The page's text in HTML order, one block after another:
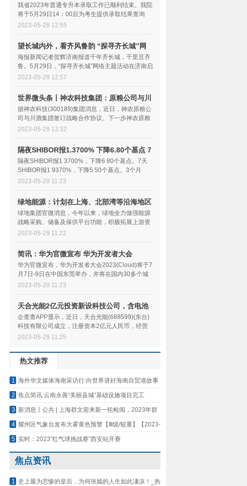
可查！
我省2023年普通专升本录取工作已顺利结束。我院
将于5月29日14：00后为考生提供录取结果查询
（查询网址：htt
2023-05-29 12:55
望长城内外，看齐风鲁韵 “探寻齐长城”网
络主题活动启动 当前速递
海报新闻记者贺辉济南报道千年齐长城，千里亘齐
鲁。5月29日，“探寻齐长城”网络主题活动在济南启
动。来自
2023-05-29 12:57
世界微头条丨神农科技集团：原粮公司与川
酒集团签订战略合作协议
据神农科技(300189)集团消息，近日，神农原粮公
司与川酒集团签订战略合作协议。下一步神农原粮
公司将与川酒
2023-05-29 12:32
隔夜SHIBOR报1.3700% 下降6.80个基点 7
天SHIBOR报1.9370% 全球热消息
隔夜SHIBOR报1 3700%，下降6 80个基点。7天
SHIBOR报1 9370%，下降5 50个基点。3个月
SHIBOR报2 2330%，下降0 50个基
2023-05-29 11:23
绿地能源：计划在上海、北部湾等沿海地区
搭建煤炭进口平台和渠道 全球热资讯
绿地集团官微消息，今年以来，绿地全力做强能源
战略采购、储备及保供平台功能，积极拓展上游资
源及下游客户
2023-05-29 11:22
简讯：华为官微宣布 华为开发者大会
2023（Cloud）将于7月7日-9日在中国东
莞举办
华为官微宣布，华为开发者大会2023(Cloud)将于7
月7日-9日在中国东莞举办，并将在国内30多个城
市、海外10多
2023-05-29 11:23
天合光能2亿元投资新设科技公司，含电池
制造业务 世界球精选
企查查APP显示，近日，天合光能(688599)(东台)
科技有限公司成立，注册资本2亿元人民币，经营
范围包含：电池
2023-05-29 11:25
热文推荐
1 海外华文媒体海南采访行:向世界讲好海南自贸港故事
2 焦点简讯:云南永善“美丽县城”基础设施项目完工
3
新消息丨公共 | 上海群文迎来新一轮检阅，2023年群
文新人新作展评展演收官，优质群文作品助力社会美育
4 耀州区气象台发布大雾黄色预警【Ⅲ级/较重】【2023-
05-29】|环球看点
5 实时：2023“红气球挑战赛”西安站开赛
焦点资讯
1
史上最为悲惨的皇后，为何张嫣的人生如此凄凉！_热